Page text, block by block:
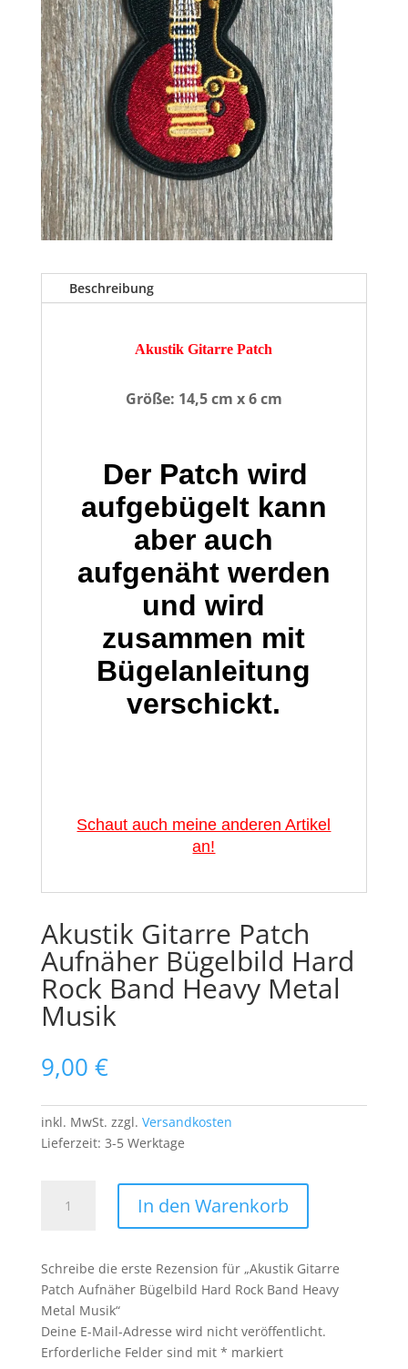
Beschreibung
Akustik Gitarre Patch
Größe: 14,5 cm x 6 cm
Der Patch wird
aufgebügelt kann
aber auch
aufgenäht werden
und wird
zusammen mit
Bügelanleitung
verschickt.
Schaut auch meine anderen Artikel
an!
Akustik Gitarre Patch
Aufnäher Bügelbild Hard
Rock Band Heavy Metal
Musik
9,00 €
inkl. MwSt. zzgl. Versandkosten
Lieferzeit: 3-5 Werktage
Gitarre
Bügelbild
Hard
Rock
Band
Heavy
In den Warenkorb
Schreibe die erste Rezension für „Akustik Gitarre
Patch Aufnäher Bügelbild Hard Rock Band Heavy
Metal Musik“
Deine E-Mail-Adresse wird nicht veröffentlicht.
Erforderliche Felder sind mit * markiert